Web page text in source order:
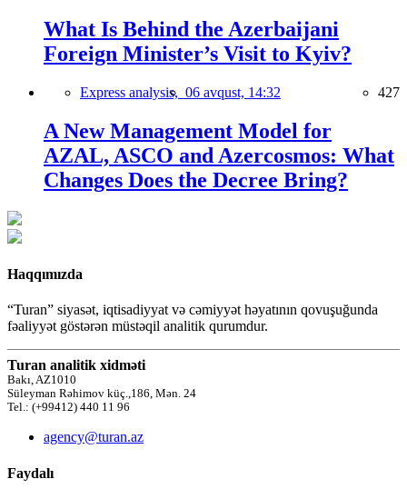
What Is Behind the Azerbaijani
Foreign Minister’s Visit to Kyiv?
Express analysis, 06 avqust, 14:32 427
A New Management Model for
AZAL, ASCO and Azercosmos: What
Changes Does the Decree Bring?
Haqqımızda
“Turan” siyasət, iqtisadiyyat və cəmiyyət həyatının qovuşuğunda
fəaliyyət göstərən müstəqil analitik qurumdur.
Turan analitik xidməti
Bakı, AZ1010
Süleyman Rəhimov küç.,186, Mən. 24
Tel.: (+99412) 440 11 96
agency@turan.az
Faydalı